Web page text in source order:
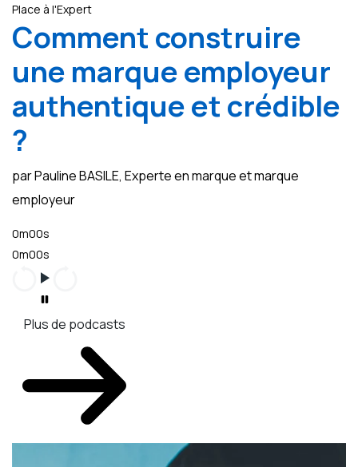
Place à l'Expert
Comment construire
une marque employeur
authentique et crédible
?
par Pauline BASILE, Experte en marque et marque
employeur
0m00s
0m00s
Plus de podcasts